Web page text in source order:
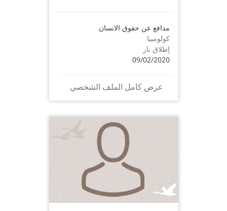
مدافع عن حقوق الانسان
كولومبيا
إطلاق نار
09/02/2020
عرض كامل الملف الشخصي